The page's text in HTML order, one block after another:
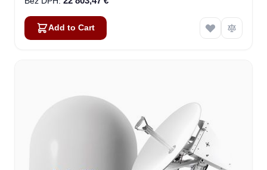
Add to Cart